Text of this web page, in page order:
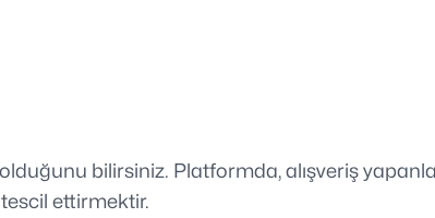
bilirsiniz. Platformda, alışveriş
ettirmektir.